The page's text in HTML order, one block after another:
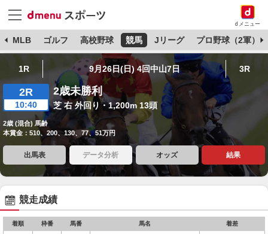
dメニュー
MLB ゴルフ 高校野球 競馬 Jリーグ プロ野球（2軍）
1R 9月26日(日) 4回中山7日 3R
2R
10:40
2歳未勝利
芝 右 外回り・1,200m 13頭
2歳 (混合) 馬齢
本賞金：510、200、130、77、51万円
出馬表 データ分析 オッズ 結果
競走成績
着順 枠番 馬番 馬名 着差